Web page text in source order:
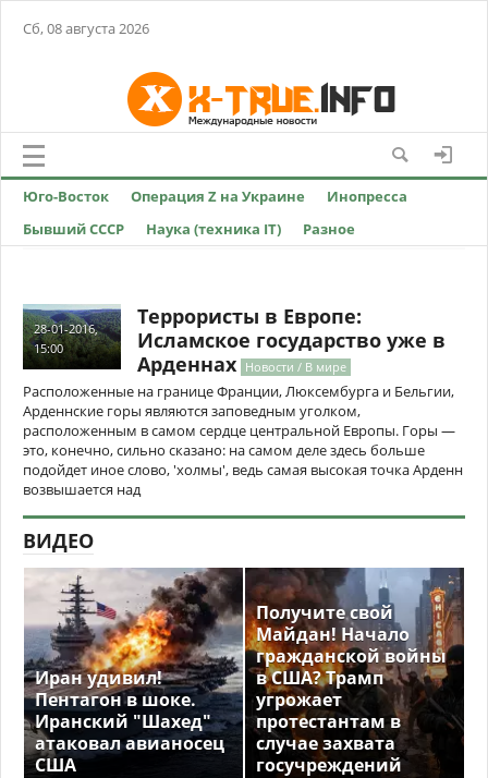
Сб, 08 августа 2026
Юго-Восток Операция Z на Украине
Инопресса
Бывший СССР
Наука (техника IT) Разное
28-01-2016,
15:00
Террористы в Европе:
Исламское государство уже в
Арденнах Новости / В мире
Расположенные на границе Франции, Люксембурга и Бельгии,
Арденнcкие горы являются заповедным уголком,
расположенным в самом сердце центральной Европы. Горы —
это, конечно, сильно сказано: на самом деле здесь больше
подойдет иное слово, 'холмы', ведь самая высокая точка Арденн
возвышается над
ВИДЕО
Иран удивил!
Пентагон в шоке.
Иранский "Шахед"
атаковал авианосец
США
Получите свой
Майдан! Начало
гражданской войны
в США? Трамп
угрожает
протестантам в
случае захвата
госучреждений